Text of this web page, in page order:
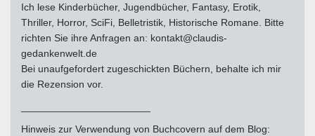
Ich lese Kinderbücher, Jugendbücher, Fantasy, Erotik,
Thriller, Horror, SciFi, Belletristik, Historische Romane. Bitte
richten Sie ihre Anfragen an: kontakt@claudis-
gedankenwelt.de
Bei unaufgefordert zugeschickten Büchern, behalte ich mir
die Rezension vor.
Hinweis zur Verwendung von Buchcovern auf dem Blog: